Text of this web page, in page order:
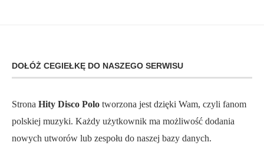
DOŁÓŻ CEGIEŁKĘ DO NASZEGO SERWISU
Strona Hity Disco Polo tworzona jest dzięki Wam, czyli fanom
polskiej muzyki. Każdy użytkownik ma możliwość dodania
nowych utworów lub zespołu do naszej bazy danych.